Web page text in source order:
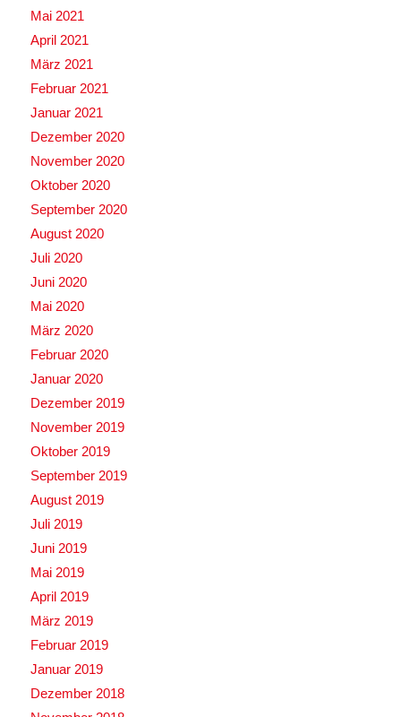
Mai 2021
April 2021
März 2021
Februar 2021
Januar 2021
Dezember 2020
November 2020
Oktober 2020
September 2020
August 2020
Juli 2020
Juni 2020
Mai 2020
März 2020
Februar 2020
Januar 2020
Dezember 2019
November 2019
Oktober 2019
September 2019
August 2019
Juli 2019
Juni 2019
Mai 2019
April 2019
März 2019
Februar 2019
Januar 2019
Dezember 2018